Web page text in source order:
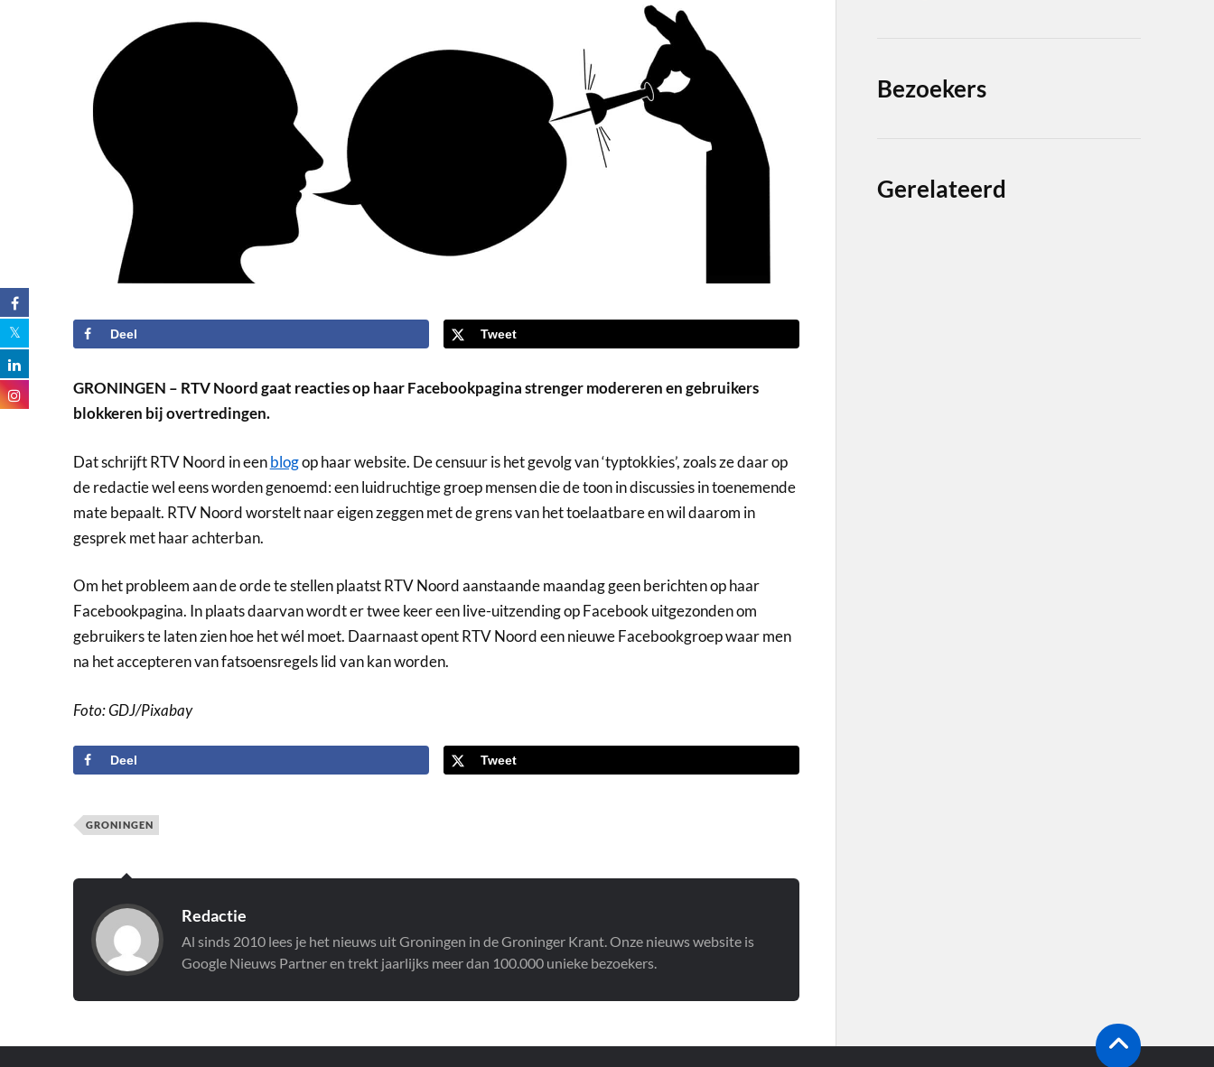
Deel Tweet
GRONINGEN – RTV Noord gaat reacties op haar Facebookpagina strenger modereren en gebruikers
blokkeren bij overtredingen.
Dat schrijft RTV Noord in eenblogop haar website. De censuur is het gevolg van ‘typtokkies’, zoals ze daar op
de redactie wel eens worden genoemd: een luidruchtige groep mensen die de toon in discussies in toenemende
mate bepaalt. RTV Noord worstelt naar eigen zeggen met de grens van het toelaatbare en wil daarom in
gesprek met haar achterban.
Om het probleem aan de orde te stellen plaatst RTV Noord aanstaande maandag geen berichten op haar
Facebookpagina. In plaats daarvan wordt er twee keer een live-uitzending op Facebook uitgezonden om
gebruikers te laten zien hoe het wél moet. Daarnaast opent RTV Noord een nieuwe Facebookgroep waar men
na het accepteren van fatsoensregels lid van kan worden.
Foto: GDJ/Pixabay
Deel Tweet
GRONINGEN
Redactie
Al sinds 2010 lees je het nieuws uit Groningen in de Groninger Krant. Onze nieuws website is
Google Nieuws Partner en trekt jaarlijks meer dan 100.000 unieke bezoekers.
Bezoekers
Gerelateerd